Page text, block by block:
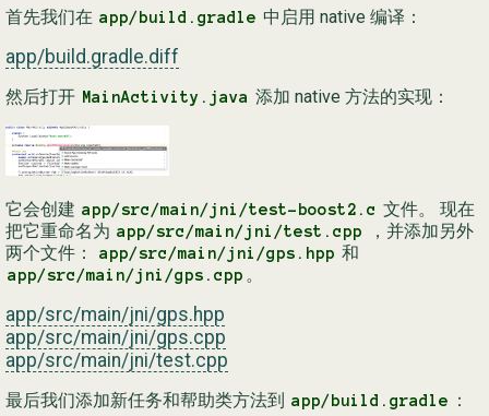
首先我们在 app/build.gradle 中启用 native 编译：
app/build.gradle.diff
然后打开 MainActivity.java 添加 native 方法的实现：
它会创建 app/src/main/jni/test-boost2.c 文件。 现在
把它重命名为 app/src/main/jni/test.cpp
，并添加另外
两个文件：
app/src/main/jni/gps.hpp 和
app/src/main/jni/gps.cpp 。
app/src/main/jni/gps.hpp
app/src/main/jni/gps.cpp
app/src/main/jni/test.cpp
最后我们添加新任务和帮助类方法到 app/build.gradle ：